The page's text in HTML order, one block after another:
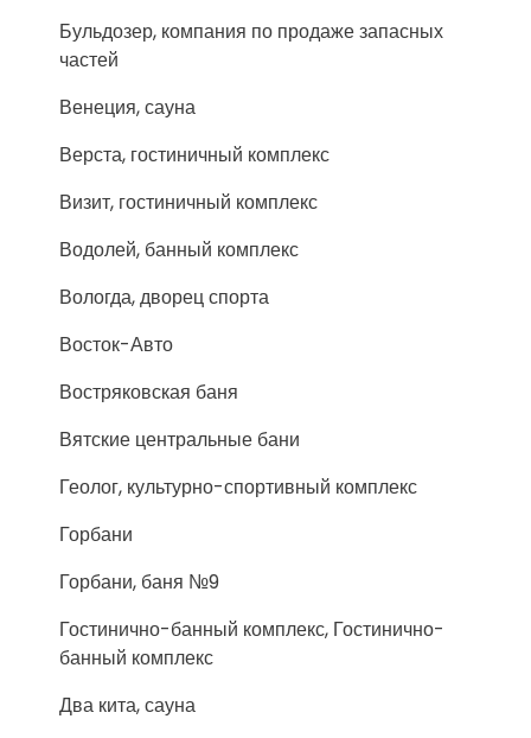
Бульдозер, компания по продаже запасных
частей
Венеция, сауна
Верста, гостиничный комплекс
Визит, гостиничный комплекс
Водолей, банный комплекс
Вологда, дворец спорта
Восток-Авто
Востряковская баня
Вятские центральные бани
Геолог, культурно-спортивный комплекс
Горбани
Горбани, баня №9
Гостинично-банный комплекс, Гостинично-
банный комплекс
Два кита, сауна